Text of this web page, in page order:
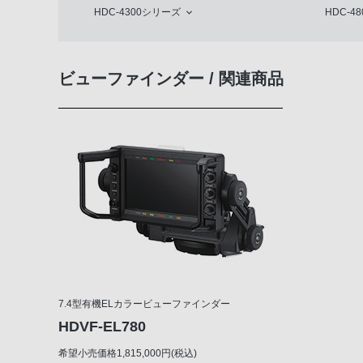
HDC-4300シリーズ HDC-
ビューファインダー / 関連商品
7.4型有機ELカラービューファインダー
HDVF-EL780
希望小売価格1,815,000円(税込)